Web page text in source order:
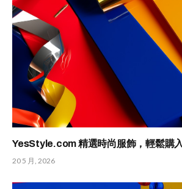
YesStyle.com 精選時尚服飾，輕鬆購
20 5 月, 2026